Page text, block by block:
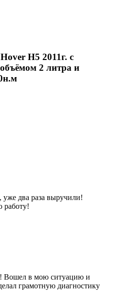
Н5 2011г. с
2 литра и
два раза выручили!
работу!
Вошел в мою ситуацию и
грамотную диагностику